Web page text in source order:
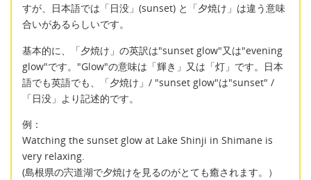
すが、日本語では「日没」(sunset) と「夕焼け」は違う意味
合いがあるらしいです。
基本的に、「夕焼け」の英訳は"sunset glow"又は"evening
glow"です。"Glow"の意味は「輝き」又は「灯」です。日本
語でも英語でも、「夕焼け」/ "sunset glow"は"sunset" /
「日没」より記述的です。
例：
Watching the sunset glow at Lake Shinji in Shimane is
very relaxing.
(島根県の宍道湖で夕焼けを見るのがとても癒されます。）